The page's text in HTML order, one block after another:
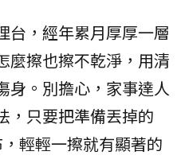
台，經年累月厚厚一層
麼擦也擦不乾淨，用清
身。別擔心，家事達人
，只要把準備丟掉的
，輕輕一擦就有顯著的